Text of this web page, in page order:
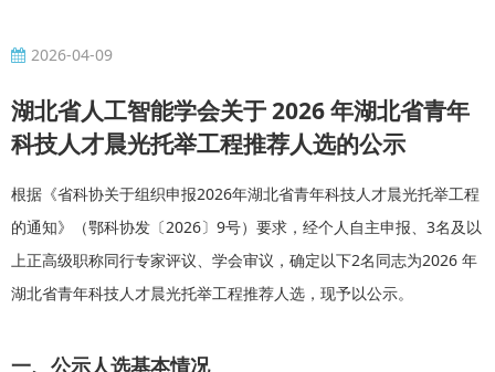
2026-04-09
湖北省人工智能学会关于 2026 年湖北省青年
科技人才晨光托举工程推荐人选的公示
根据《省科协关于组织申报2026年湖北省青年科技人才晨光托举工程
的通知》（鄂科协发〔2026〕9号）要求，经个人自主申报、3名及以
上正高级职称同行专家评议、学会审议，确定以下2名同志为2026 年
湖北省青年科技人才晨光托举工程推荐人选，现予以公示。
一、公示人选基本情况